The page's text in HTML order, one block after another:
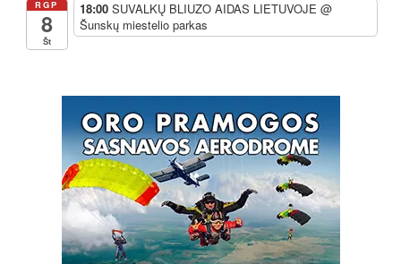
RGP
8
Št
18:00 SUVALKŲ BLIUZO AIDAS LIETUVOJE @
Šunskų miestelio parkas